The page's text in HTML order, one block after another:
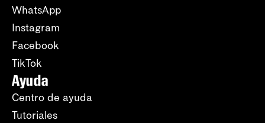
WhatsApp
Instagram
Facebook
TikTok
Ayuda
Centro de ayuda
Tutoriales